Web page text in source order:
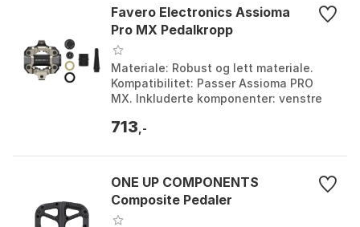
Favero Electronics Assioma
Pro MX Pedalkropp
Materiale: Robust og lett materiale.
Kompatibilitet: Passer Assioma PRO
MX. Inkluderte komponenter: venstre
oljetetning, aksials...
713 ,-
ONE UP COMPONENTS
Composite Pedaler